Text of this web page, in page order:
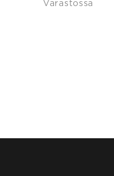
Varastossa